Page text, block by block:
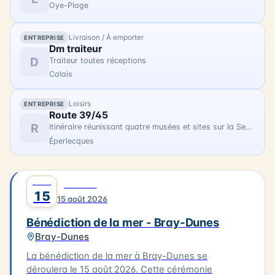
Oye-Plage
ENTREPRISE Livraison / À emporter
D
Dm traiteur
Traiteur toutes réceptions
Calais
ENTREPRISE Loisirs
R
Route 39/45
Itinéraire réunissant quatre musées et sites sur la Seconde Guerre Mondiale
Éperlecques
15 15 août 2026
Bénédiction de la mer - Bray-Dunes
Bray-Dunes
La bénédiction de la mer à Bray-Dunes se
déroulera le 15 août 2026. Cette cérémonie